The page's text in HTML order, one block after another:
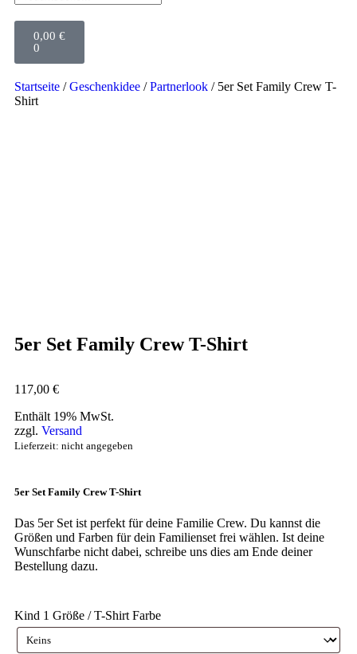
0,00 €
0
Startseite /Geschenkidee /Partnerlook / 5er Set Family Crew T-
Shirt
5er Set Family Crew T-Shirt
117,00 €
Enthält 19% MwSt.
zzgl. Versand
Lieferzeit: nicht angegeben
5er Set Family Crew T-Shirt
Das 5er Set ist perfekt für deine Familie Crew. Du kannst die
Größen und Farben für dein Familienset frei wählen. Ist deine
Wunschfarbe nicht dabei, schreibe uns dies am Ende deiner
Bestellung dazu.
Kind 1 Größe / T-Shirt Farbe